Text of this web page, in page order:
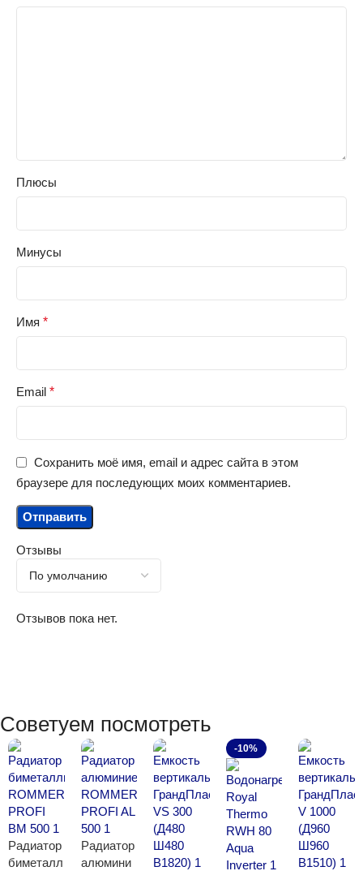
Отзывы
Отзывов пока нет.
Плюсы
Минусы
Имя *
Email *
Сохранить моё имя, email и адрес сайта в этом
браузере для последующих моих комментариев.
Советуем посмотреть
Радиатор
биметалл
Радиатор
алюмини
-10%